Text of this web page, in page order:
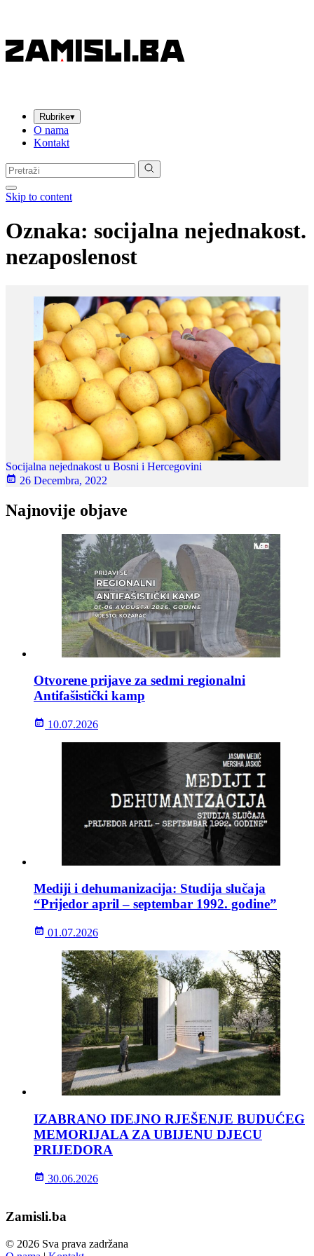
Rubrike▾
O nama
Kontakt
Pretraga:
Skip to content
Oznaka: socijalna nejednakost.
nezaposlenost
Socijalna nejednakost u Bosni i Hercegovini
26 Decembra, 2022
Najnovije objave
Otvorene prijave za sedmi regionalni
Antifašistički kamp
10.07.2026
Mediji i dehumanizacija: Studija slučaja
“Prijedor april – septembar 1992. godine”
01.07.2026
IZABRANO IDEJNO RJEŠENJE BUDUĆEG
MEMORIJALA ZA UBIJENU DJECU
PRIJEDORA
30.06.2026
Zamisli.ba
© 2026 Sva prava zadržana